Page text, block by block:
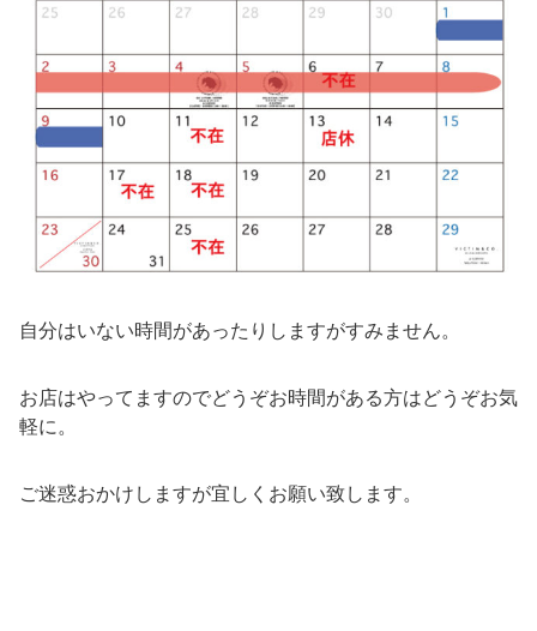
自分はいない時間があったりしますがすみません。
お店はやってますのでどうぞお時間がある方はどうぞお気
軽に。
ご迷惑おかけしますが宜しくお願い致します。